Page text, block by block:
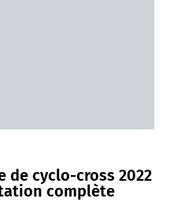
de cyclo-cross 2022
complète